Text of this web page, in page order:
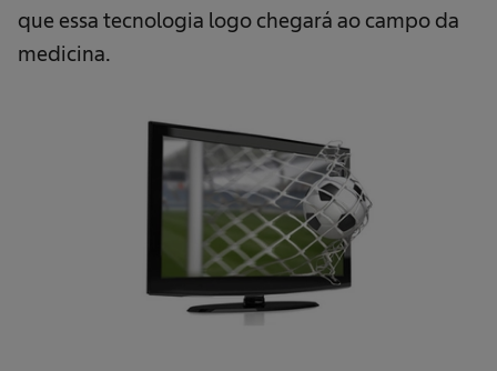
que essa tecnologia logo chegará ao campo da
medicina.